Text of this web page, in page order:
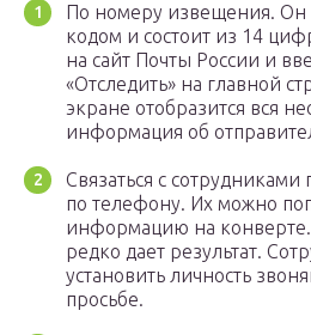
По номеру извещения. Он
кодом и состоит из 14
на сайт Почты России и
«Отследить» на главной
экране отобразится вся
информация об
Связаться с сотрудниками
по телефону. Их можно
информацию на
редко дает результат.
установить личность
просьбе.